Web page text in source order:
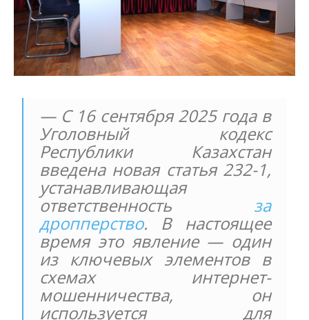
— С 16 сентября 2025 года в
Уголовный кодекс
Республики Казахстан
введена новая статья 232-1,
устанавливающая
ответственность за
дропперство. В настоящее
время это явление — один
из ключевых элементов в
схемах интернет-
мошенничества, он
используется для